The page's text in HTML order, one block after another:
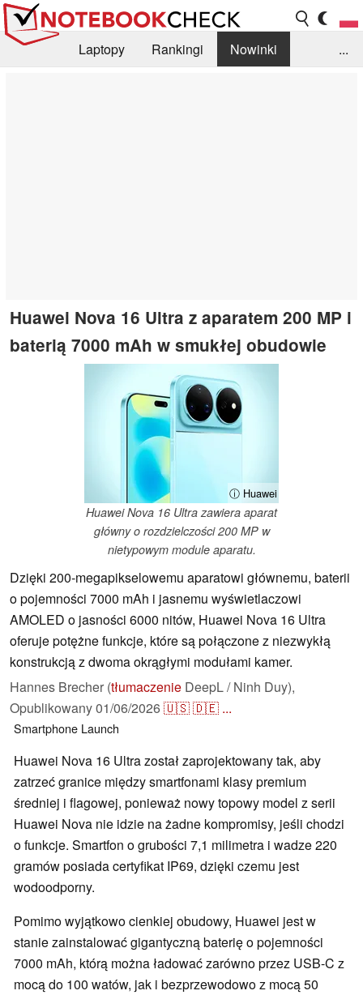
Laptopy Rankingi
Nowinki
...
Huawei Nova 16 Ultra z aparatem 200 MP i
baterią 7000 mAh w smukłej obudowie
ⓘ Huawei
Huawei Nova 16 Ultra zawiera aparat
główny o rozdzielczości 200 MP w
nietypowym module aparatu.
Dzięki 200-megapikselowemu aparatowi głównemu, baterii
o pojemności 7000 mAh i jasnemu wyświetlaczowi
AMOLED o jasności 6000 nitów, Huawei Nova 16 Ultra
oferuje potężne funkcje, które są połączone z niezwykłą
konstrukcją z dwoma okrągłymi modułami kamer.
Hannes Brecher (tłumaczenie DeepL / Ninh Duy),
Opublikowany01/06/2026🇺🇸🇩🇪 ...
Smartphone Launch
Huawei Nova 16 Ultra został zaprojektowany tak, aby
zatrzeć granice między smartfonami klasy premium
średniej i flagowej, ponieważ nowy topowy model z serii
Huawei Nova nie idzie na żadne kompromisy, jeśli chodzi
o funkcje. Smartfon o grubości 7,1 milimetra i wadze 220
gramów posiada certyfikat IP69, dzięki czemu jest
wodoodporny.
Pomimo wyjątkowo cienkiej obudowy, Huawei jest w
stanie zainstalować gigantyczną baterię o pojemności
7000 mAh, którą można ładować zarówno przez USB-C z
mocą do 100 watów, jak i bezprzewodowo z mocą 50